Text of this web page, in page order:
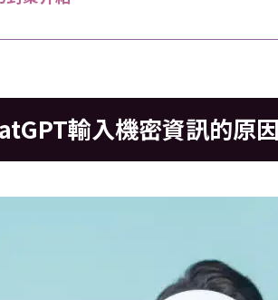
輸入機密資訊的原因